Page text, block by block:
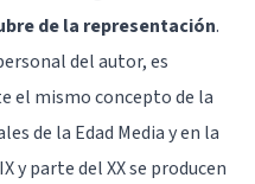
de la representación.
del autor, es
el mismo concepto de la
de la Edad Media y en la
y parte del XX se producen